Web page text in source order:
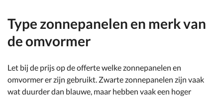
Type zonnepanelen en merk van
de omvormer
Let bij de prijs op de offerte welke zonnepanelen en
omvormer er zijn gebruikt. Zwarte zonnepanelen zijn vaak
wat duurder dan blauwe, maar hebben vaak een hoger